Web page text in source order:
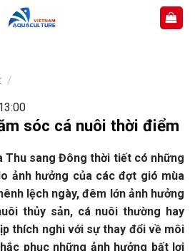
/
sóc cá nuôi thời điểm
Thu sang Đông thời tiết có những
ảnh hưởng của các đợt gió mùa
lệch ngày, đêm lớn ảnh hưởng
thủy sản, cá nuôi thường hay
thích nghi với sự thay đổi về môi
phục những ảnh hưởng bất lợi